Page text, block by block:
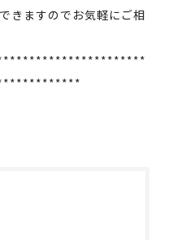
きますのでお気軽にご相